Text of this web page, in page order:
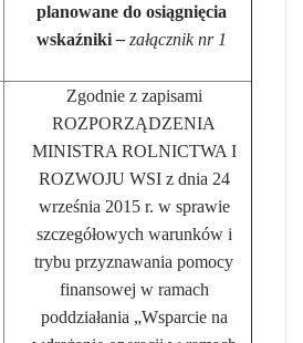
planowane do osiągnięcia
wskaźniki– załącznik nr 1
Zgodnie z zapisami
ROZPORZĄDZENIA
MINISTRA ROLNICTWA I
ROZWOJU WSI z dnia 24
września 2015 r. w sprawie
szczegółowych warunków i
trybu przyznawania pomocy
finansowej w ramach
poddziałania „Wsparcie na